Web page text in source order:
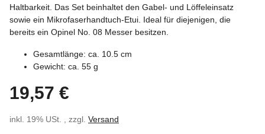
Haltbarkeit. Das Set beinhaltet den Gabel- und Löffeleinsatz
sowie ein Mikrofaserhandtuch-Etui. Ideal für diejenigen, die
bereits ein Opinel No. 08 Messer besitzen.
Gesamtlänge: ca. 10.5 cm
Gewicht: ca. 55 g
19,57 €
inkl. 19% USt. , zzgl. Versand